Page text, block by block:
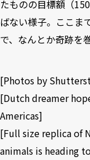
たものの目標額（
ばない様子。ここま
で、なんとか奇跡を
[Photos by
[Dutch dreamer
Americas]
[Full size replica of
animals is heading